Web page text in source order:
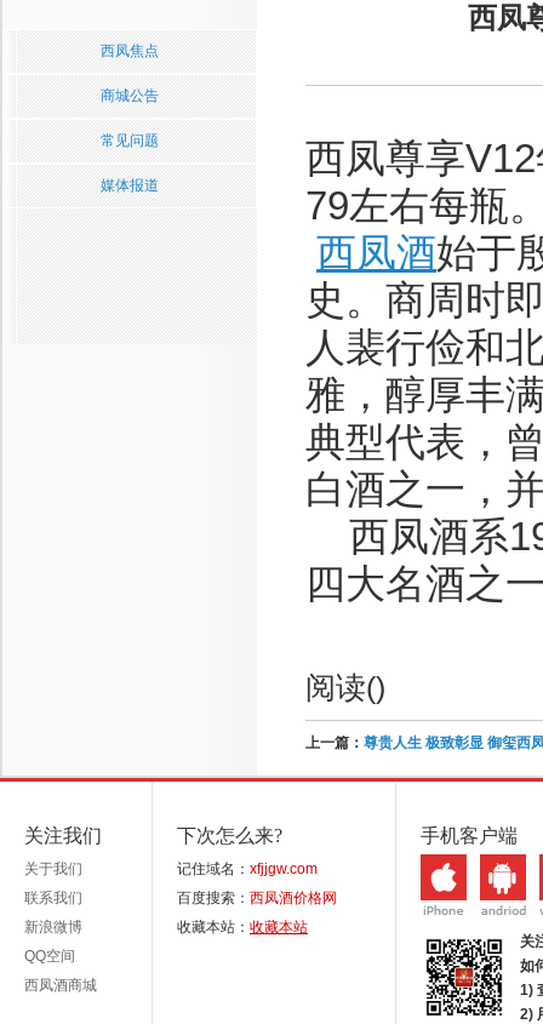
西凤焦点
商城公告
常见问题
媒体报道
西凤
西凤尊享
79左右每瓶
西凤酒始于
史。商周时
人裴行俭和
雅，醇厚丰
典型代表，
白酒之一，
西凤酒系
四大名酒之
阅读()
上一篇： 尊贵人生 极致彰显 御玺西
关注我们
关于我们
联系我们
新浪微博
QQ空间
西凤酒商城
下次怎么来?
记住域名： xfjjgw.com
百度搜索： 西凤酒价格网
收藏本站： 收藏本站
手机客户端
关
如
1)
2)